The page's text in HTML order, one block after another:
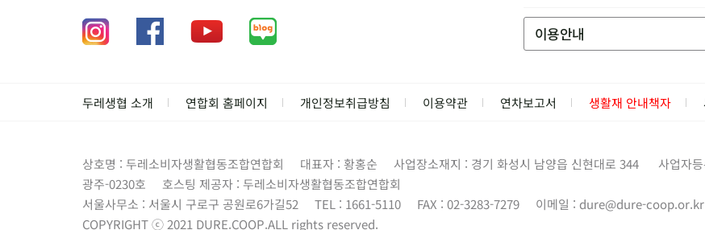
이용안내
두레생협 소개 연합회 홈페이지 개인정보취급방침 이용약관 연차보고서 생활재 안내책자
상호명 : 두레소비자생활협동조합연합회 대표자 : 황홍순 사업장소재지 : 경기 화성시 남양읍 신현대로 344 사업자
광주-0230호
호스팅 제공자 : 두레소비자생활협동조합연합회
서울사무소 : 서울시 구로구 공원로6가길52
TEL : 1661-5110 FAX : 02-3283-7279 이메일 : dure@dure-coop.or.kr
COPYRIGHT ⓒ 2021 DURE.COOP.ALL rights reserved.